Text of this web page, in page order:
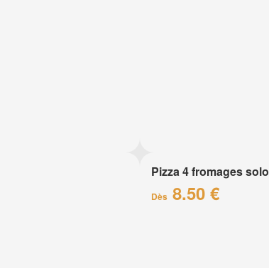
Pizza 4 fromages solo
Dès 8.50 €